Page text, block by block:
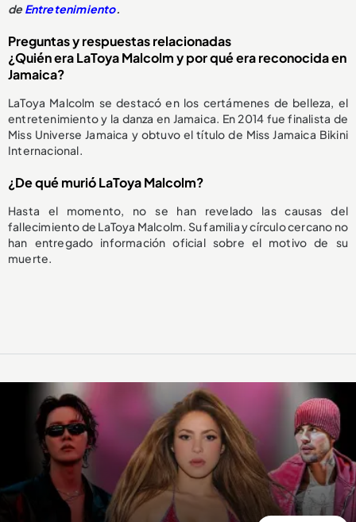
deEntretenimiento.
Preguntas y respuestas relacionadas
¿Quién era LaToya Malcolm y por qué era reconocida en
Jamaica?
LaToya Malcolm se destacó en los certámenes de belleza, el
entretenimiento y la danza en Jamaica. En 2014 fue finalista de
Miss Universe Jamaica y obtuvo el título de Miss Jamaica Bikini
Internacional.
¿De qué murió LaToya Malcolm?
Hasta el momento, no se han revelado las causas del
fallecimiento de LaToya Malcolm. Su familia y círculo cercano no
han entregado información oficial sobre el motivo de su
muerte.